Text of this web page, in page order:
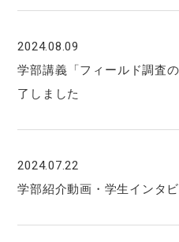
2024.08.09
学部講義「フィールド調査
了しました
2024.07.22
学部紹介動画・学生インタ